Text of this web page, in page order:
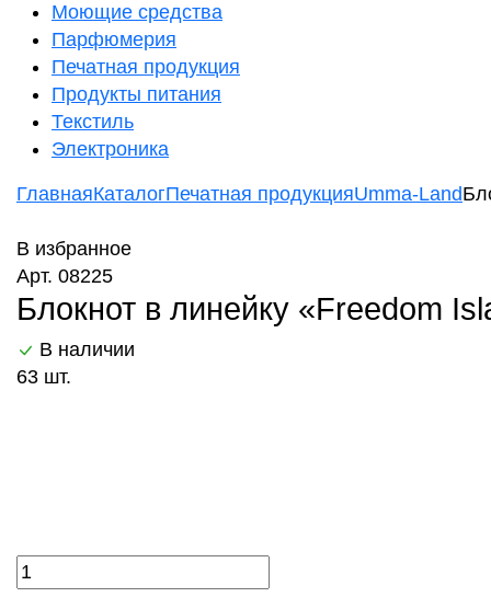
Моющие средства
Парфюмерия
Печатная продукция
Продукты питания
Текстиль
Электроника
ГлавнаяКаталогПечатная продукцияUmma-Land
В избранное
Арт. 08225
Блокнот в линейку «Freedom
В наличии
63 шт.